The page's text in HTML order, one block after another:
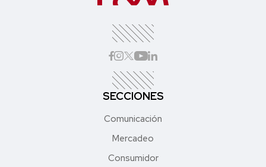
SECCIONES
Comunicación
Mercadeo
Consumidor